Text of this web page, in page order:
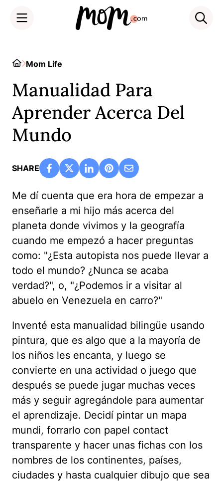
HomeMom Life
Manualidad Para
Aprender Acerca Del
Mundo
SHARE
Me dí cuenta que era hora de empezar a
enseñarle a mi hijo más acerca del
planeta donde vivimos y la geografía
cuando me empezó a hacer preguntas
como: "¿Esta autopista nos puede llevar a
todo el mundo? ¿Nunca se acaba
verdad?", o, "¿Podemos ir a visitar al
abuelo en Venezuela en carro?"
Inventé esta manualidad bilingüe usando
pintura, que es algo que a la mayoría de
los niños les encanta, y luego se
convierte en una actividad o juego que
después se puede jugar muchas veces
más y seguir agregándole para aumentar
el aprendizaje. Decidí pintar un mapa
mundi, forrarlo con papel contact
transparente y hacer unas fichas con los
nombres de los continentes, países,
ciudades y hasta cualquier dibujo que sea